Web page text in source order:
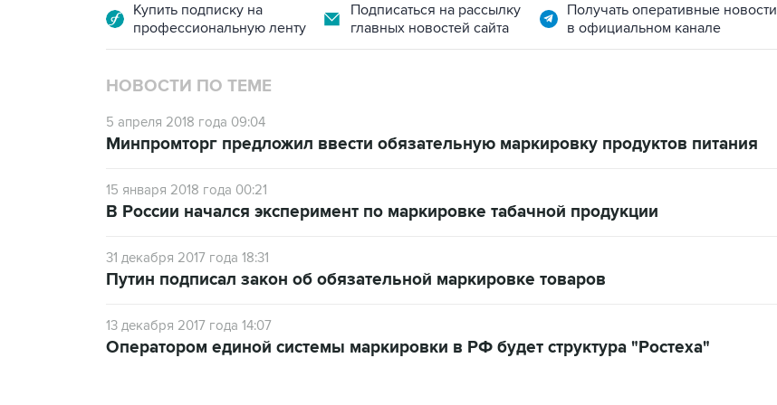
Купить подписку на
профессиональную ленту
Подписаться на рассылку
главных новостей сайта
Получать оперативные новости
в официальном канале
НОВОСТИ ПО ТЕМЕ
5 апреля 2018 года 09:04
Минпромторг предложил ввести обязательную маркировку продуктов питания
15 января 2018 года 00:21
В России начался эксперимент по маркировке табачной продукции
31 декабря 2017 года 18:31
Путин подписал закон об обязательной маркировке товаров
13 декабря 2017 года 14:07
Оператором единой системы маркировки в РФ будет структура "Ростеха"